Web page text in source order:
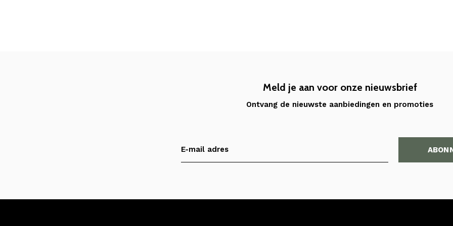
Meld je aan voor onze nieuwsbrief
Ontvang de nieuwste aanbiedingen en promoties